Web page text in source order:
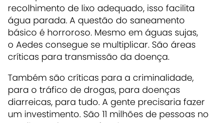
recolhimento de lixo adequado, isso facilita
água parada. A questão do saneamento
básico é horroroso. Mesmo em águas sujas,
o Aedes consegue se multiplicar. São áreas
críticas para transmissão da doença.
Também são críticas para a criminalidade,
para o tráfico de drogas, para doenças
diarreicas, para tudo. A gente precisaria fazer
um investimento. São 11 milhões de pessoas no